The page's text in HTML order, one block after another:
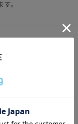
。
27.0（42）】
なります。